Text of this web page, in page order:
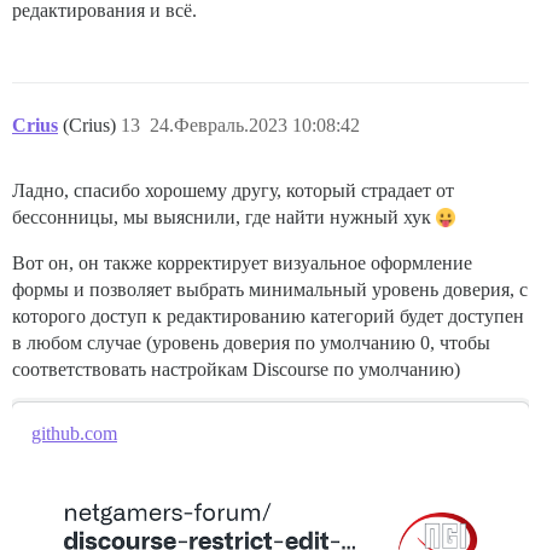
редактирования и всё.
Crius (Crius) 24.Февраль.2023 10:08:42
13
Ладно, спасибо хорошему другу, который страдает от
бессонницы, мы выяснили, где найти нужный хук
Вот он, он также корректирует визуальное оформление
формы и позволяет выбрать минимальный уровень доверия, с
которого доступ к редактированию категорий будет доступен
в любом случае (уровень доверия по умолчанию 0, чтобы
соответствовать настройкам Discourse по умолчанию)
github.com